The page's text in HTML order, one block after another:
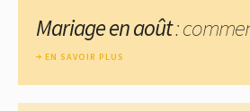
Mariage en août:
EN SAVOIR PLUS